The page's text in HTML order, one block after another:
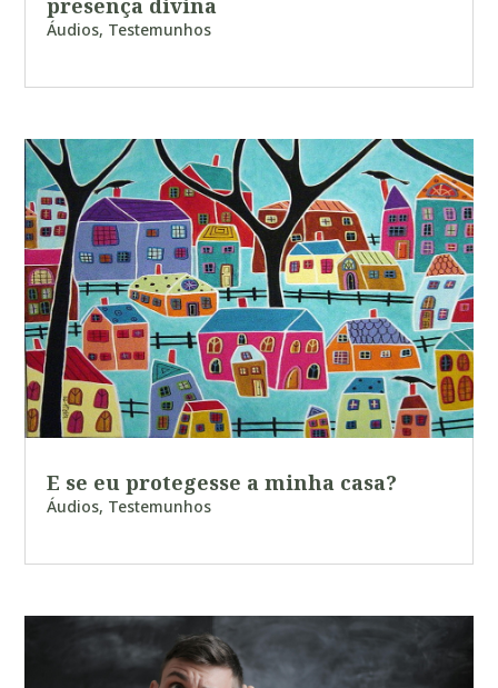
presença divina
Áudios, Testemunhos
E se eu protegesse a minha casa?
Áudios, Testemunhos